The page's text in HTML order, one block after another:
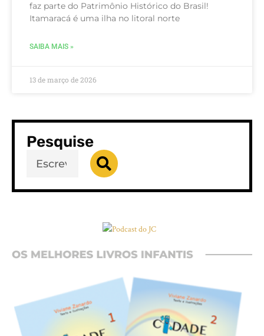
faz parte do Patrimônio Histórico do Brasil!
Itamaracá é uma ilha no litoral norte
SAIBA MAIS »
13 de março de 2026
Pesquise